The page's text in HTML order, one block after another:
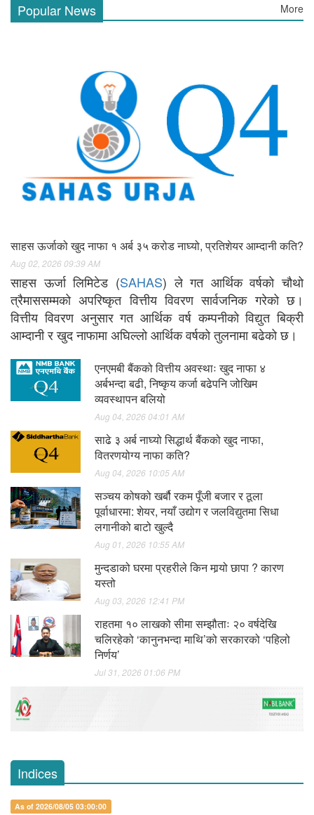
Popular News More
साहस ऊर्जाको खुद नाफा १ अर्ब ३५ करोड नाघ्यो, प्रतिशेयर आम्दानी कति?
Aug 02, 2026 09:39 AM
साहस ऊर्जा लिमिटेड (SAHAS) ले गत आर्थिक वर्षको चौथो
त्रैमाससम्मको अपरिष्कृत वित्तीय विवरण सार्वजनिक गरेको छ।
वित्तीय विवरण अनुसार गत आर्थिक वर्ष कम्पनीको विद्युत बिक्री
आम्दानी र खुद नाफामा अघिल्लो आर्थिक वर्षको तुलनामा बढेको छ।
एनएमबी बैंकको वित्तीय अवस्थाः खुद नाफा ४
अर्बभन्दा बढी, निष्कृय कर्जा बढेपनि जोखिम
व्यवस्थापन बलियो
Aug 04, 2026 04:01 AM
साढे ३ अर्ब नाघ्यो सिद्धार्थ बैंकको खुद नाफा,
वितरणयोग्य नाफा कति?
Aug 04, 2026 10:05 AM
सञ्चय कोषको खर्बौ रकम पूँजी बजार र ठूला
पूर्वाधारमा: शेयर, नयाँ उद्योग र जलविद्युतमा सिधा
लगानीको बाटो खुल्दै
Aug 01, 2026 10:55 AM
मुन्दडाको घरमा प्रहरीले किन मार्‍यो छापा ? कारण
यस्तो
Aug 03, 2026 12:41 PM
राहतमा १० लाखको सीमा सम्झौताः २० वर्षदेखि
चलिरहेको ‘कानुनभन्दा माथि’को सरकारको ‘पहिलो
निर्णय’
Jul 31, 2026 01:06 PM
Indices
As of 2026/08/05 03:00:00